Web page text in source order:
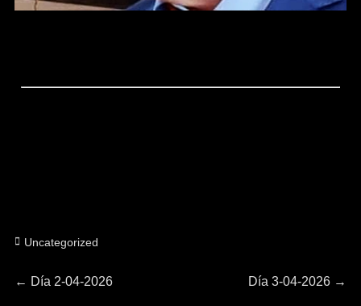
Categorías
Uncategorized
Navegación
← Entrada
Día 2-04-2026
Entrada
Día 3-04-2026 →